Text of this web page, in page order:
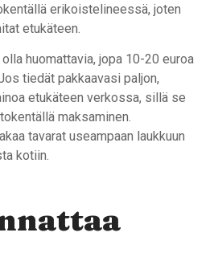
erikoistelineessä, joten
etukäteen.
huomattavia, jopa 10-20 euroa
tiedät pakkaavasi paljon,
etukäteen verkossa, sillä se
maksaminen.
tavarat useampaan laukkuun
kotiin.